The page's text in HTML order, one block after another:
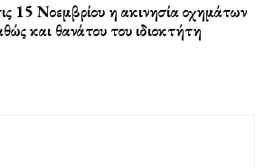
15 Νοεμβρίου η ακινησία οχημάτων
και θανάτου του ιδιοκτήτη